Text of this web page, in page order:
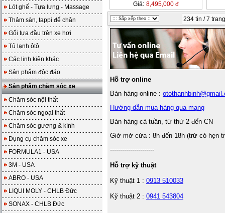
Lót ghế - Tựa lưng - Massage
Thảm sàn, tappi để chân
Gối tựa đầu trên xe hơi
Tủ lạnh ôtô
Các linh kiện khác
Sản phẩm độc đáo
Sản phẩm chăm sóc xe
Chăm sóc nội thất
Chăm sóc ngoại thất
Chăm sóc gương & kính
Dụng cụ chăm sóc xe
FORMULA1 - USA
3M - USA
ABRO - USA
LIQUI MOLY - CHLB Đức
SONAX - CHLB Đức
Giá: 8,495,000 đ
234 tin / 7
Hỗ trợ online
Bán hàng online :
Hướng dẫn mua hàng qua mạng
Bán hàng cả tuần, từ thứ 2 đến CN
Giờ mở cửa : 8h đến 18h (trừ có hẹn
----------------------
Hỗ trợ kỹ thuật
Kỹ thuật 1 : 0913 510033
Kỹ thuật 2 : 0941 543804